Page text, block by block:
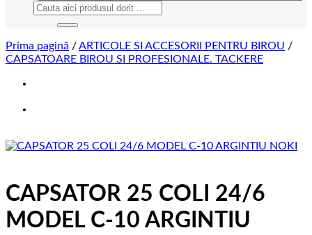
Caută
Prima pagină /ARTICOLE SI ACCESORII PENTRU BIROU /
CAPSATOARE BIROU SI PROFESIONALE. TACKERE
CAPSATOR 25 COLI 24/6
MODEL C-10 ARGINTIU